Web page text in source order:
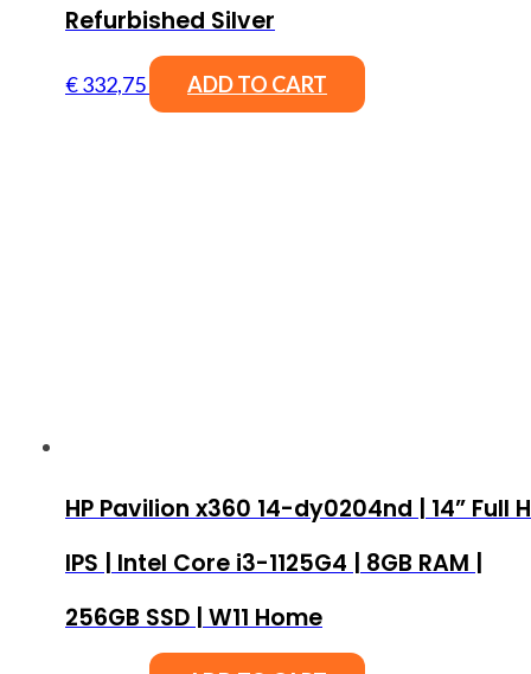
Refurbished Silver
€332,75 ADD TO CART
HP Pavilion x360 14-dy0204nd | 14” Full
IPS | Intel Core i3-1125G4 | 8GB RAM |
256GB SSD | W11 Home